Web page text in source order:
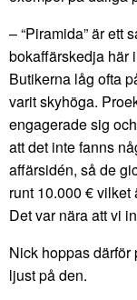
– “Piramida” är ett
bokaffärskedja här
Butikerna låg ofta
varit skyhöga.
engagerade sig
att det inte fanns
affärsidén, så de
runt 10.000 € vilket
Det var nära att vi
Nick hoppas därför
ljust på den.